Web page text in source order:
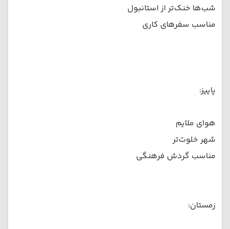
شب‌ها خنک‌تر از استانبول
مناسب سفرهای کاری
پاییز:
هوای ملایم
شهر خلوت‌تر
مناسب گردش فرهنگی
زمستان: